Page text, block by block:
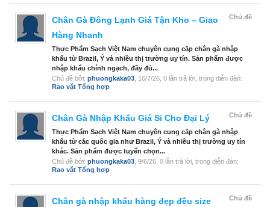
Chủ đề
Chân Gà Đông Lạnh Giá Tận Kho – Giao
Hàng Nhanh
Thực Phẩm Sạch Việt Nam chuyên cung cấp chân gà nhập
khẩu từ Brazil, Ý và nhiều thị trường uy tín. Sản phẩm được
nhập khẩu chính ngạch, đầy đủ...
Chủ đề bởi: phuongkaka03 16/7/26 , 0 lần trả lời, trong diễn đàn:
Rao vặt Tổng hợp
Chủ đề
Chân Gà Nhập Khẩu Giá Sỉ Cho Đại Lý
Thực Phẩm Sạch Việt Nam chuyên cung cấp chân gà nhập
khẩu từ các quốc gia như Brazil, Ý và nhiều thị trường uy tín
khác. Sản phẩm được tuyển chọn...
Chủ đề bởi: phuongkaka03 9/6/26 , 0 lần trả lời, trong diễn đàn:
Rao vặt Tổng hợp
Chủ đề
Chân gà nhập khẩu hàng đẹp đều size